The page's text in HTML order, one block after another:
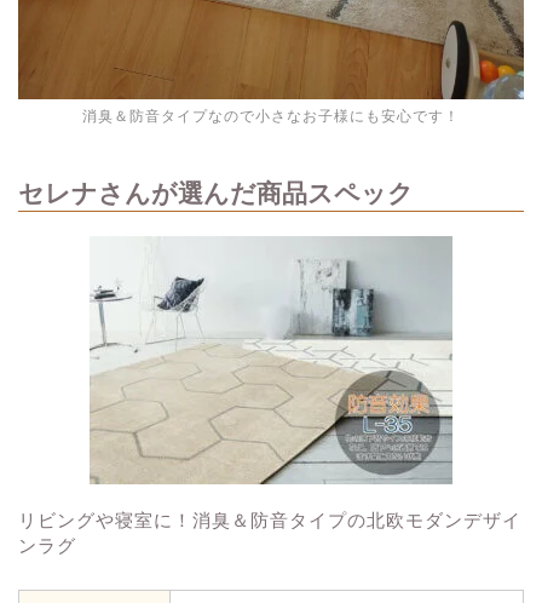
消臭＆防音タイプなので小さなお子様にも安心です！
セレナさんが選んだ商品スペック
リビングや寝室に！消臭＆防音タイプの北欧モダンデザイ
ンラグ